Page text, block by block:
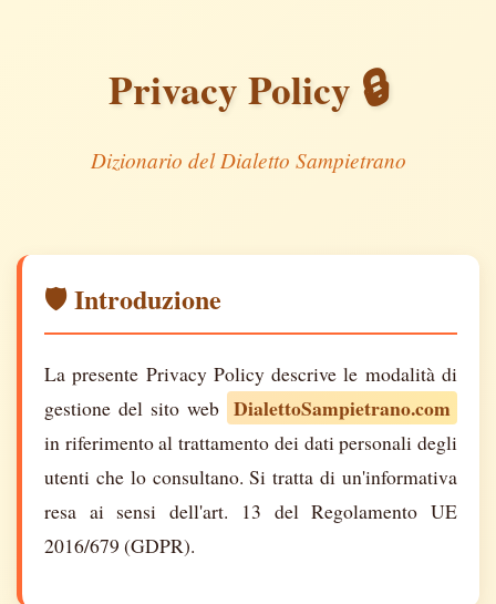
Privacy Policy 🔒
Dizionario del Dialetto Sampietrano
🛡️ Introduzione
La presente Privacy Policy descrive le modalità di
gestione del sito web DialettoSampietrano.com
in riferimento al trattamento dei dati personali degli
utenti che lo consultano. Si tratta di un'informativa
resa ai sensi dell'art. 13 del Regolamento UE
2016/679 (GDPR).